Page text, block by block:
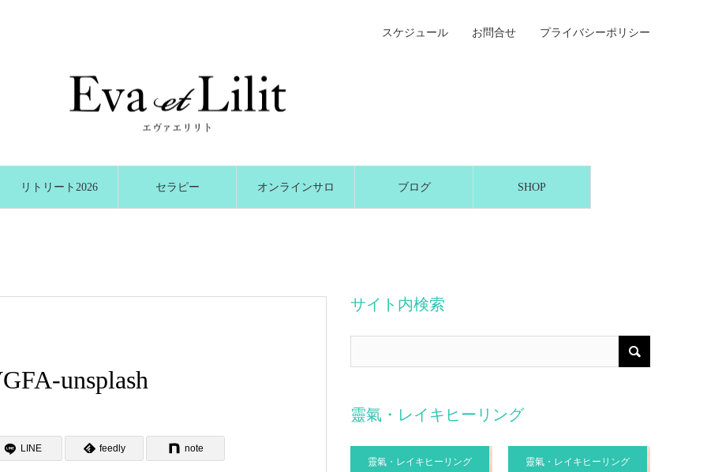
リトリート2026 セラピー オンラインサロ ブログ SHOP
スケジュール お問合せ プライバシーポリシー
unsplash
LINE feedly note
サイト内検索
靈氣・レイキヒーリング
靈氣・レイキヒーリング 靈氣・レイキヒーリング